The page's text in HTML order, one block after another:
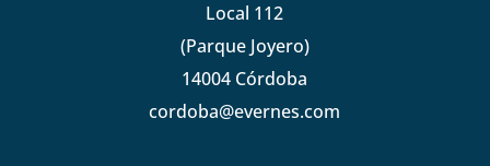
Local 112
(Parque Joyero)
14004 Córdoba
cordoba@evernes.com